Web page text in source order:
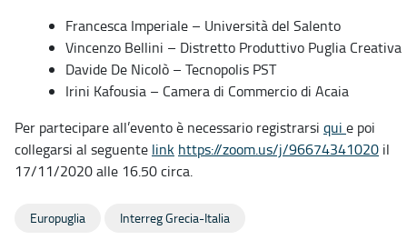
Francesca Imperiale – Università del Salento
Vincenzo Bellini – Distretto Produttivo Puglia Creativa
Davide De Nicolò – Tecnopolis PST
Irini Kafousia – Camera di Commercio di Acaia
Per partecipare all’evento è necessario registrarsi qui e poi
collegarsi al seguente link https://zoom.us/j/96674341020 il
17/11/2020 alle 16.50 circa.
Europuglia Interreg Grecia-Italia